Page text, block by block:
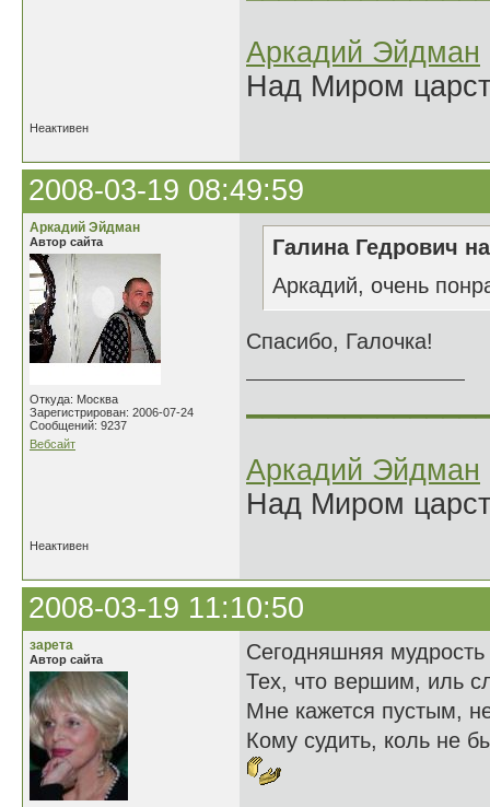
Аркадий Эйдман
Над Миром
Неактивен
2008-03-19 08:49:59
Аркадий Эйдман
Автор сайта
Откуда: Москва
Зарегистрирован: 2006-07-24
Сообщений: 9237
Вебсайт
Галина Гедрович
Аркадий, очень
Спасибо, Галочка!
Аркадий Эйдман
Над Миром
Неактивен
2008-03-19 11:10:50
зарета
Автор сайта
Сегодняшняя мудрость
Тех, что вершим, иль
Мне кажется пустым,
Кому судить, коль не